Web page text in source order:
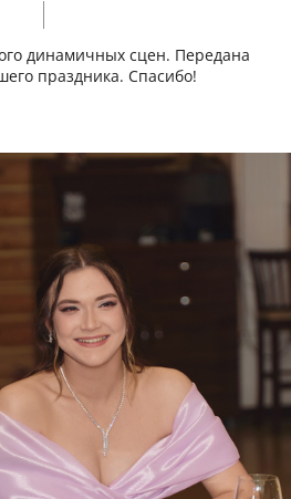
динамичных сцен. Передана
праздника. Спасибо!